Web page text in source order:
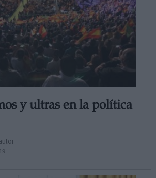
y ultras en la política